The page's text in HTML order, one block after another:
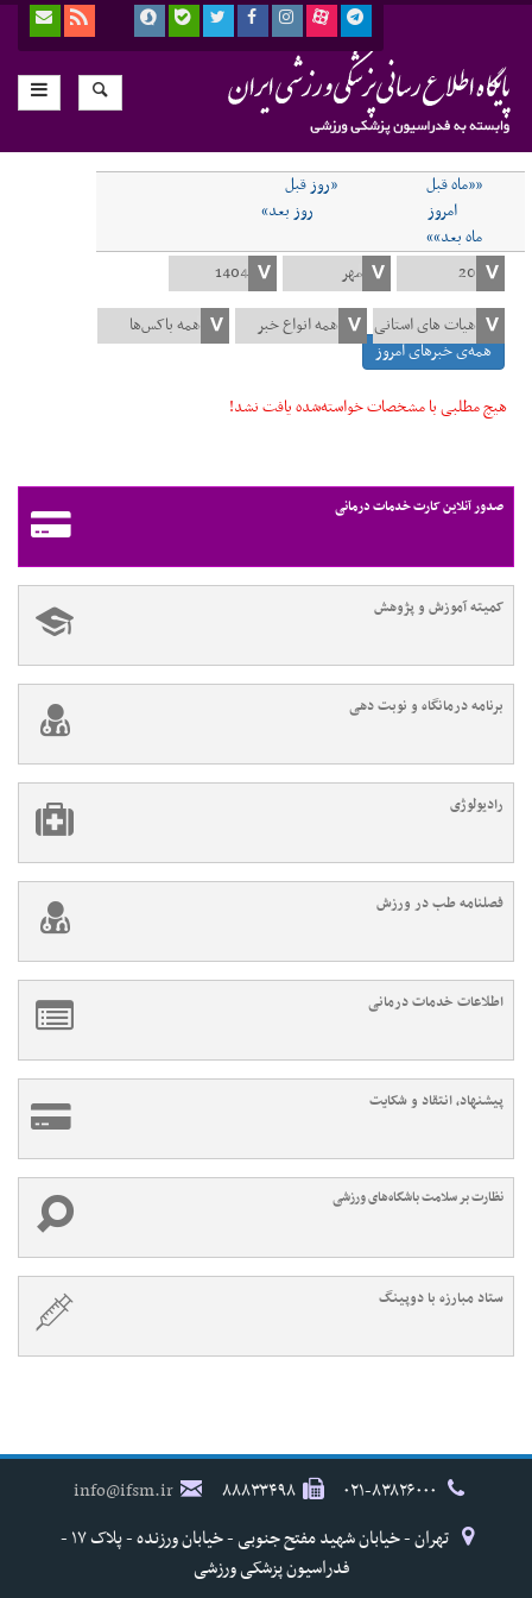
««ماه قبل
«روز قبل
امروز
روز بعد»
ماه بعد»»
همه‌ی خبرهای امروز
هیچ مطلبی با مشخصات خواسته‌شده یافت نشد!
صدور آنلاین کارت خدمات درمانی
کمیته آموزش و پژوهش
برنامه درمانگاه و نوبت دهی
رادیولوژی
فصلنامه طب در ورزش
اطلاعات خدمات درمانی
پیشنهاد، انتقاد و شکایت
نظارت بر سلامت باشگاه‌های ورزشی
ستاد مبارزه با دوپینگ
۸۸۸۳۳۴۹۸
info@ifsm.ir
تهران - خیابان شهید مفتح جنوبی - خیابان ورزنده - پلاک ۱۷ -
فدراسیون پزشکی ورزشی